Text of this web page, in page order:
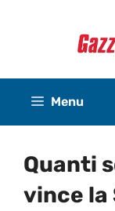
Menu
Quanti
vince la